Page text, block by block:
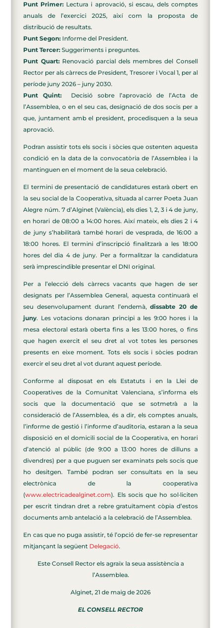
Punt Primer: Lectura i aprovació, si escau, dels comptes
anuals de l’exercici 2025, així com la proposta de
distribució de resultats.
Punt Segon: Informe del President.
Punt Tercer: Suggeriments i preguntes.
Punt Quart: Renovació parcial dels membres del Consell
Rector per als càrrecs de President, Tresorer i Vocal 1, per al
període juny 2026 – juny 2030.
Punt Quint:
Decisió sobre l’aprovació de l’Acta de
l’Assemblea, o en el seu cas, designació de dos socis per a
que, juntament amb el president, procedisquen a la seua
aprovació.
Podran assistir tots els socis i sòcies que ostenten aquesta
condició en la data de la convocatòria de l’Assemblea i la
mantinguen en el moment de la seua celebració.
El termini de presentació de candidatures estarà obert en
la seu social de la Cooperativa, situada al carrer Poeta Juan
Alegre núm. 7 d’Alginet (València), els dies 1, 2, 3 i 4 de juny,
en horari de 08:00 a 14:00 hores. Així mateix, els dies 2 i 4
de juny s’habilitarà també horari de vesprada, de 16:00 a
18:00 hores. El termini d’inscripció finalitzarà a les 18:00
hores del dia 4 de juny. Per a formalitzar la candidatura
serà imprescindible presentar el DNI original.
Per a l’elecció dels càrrecs vacants que hagen de ser
designats per l’Assemblea General, aquesta continuarà el
seu desenvolupament durant l’endemà,dissabte 20 de
juny. Les votacions donaran principi a les 9:00 hores i la
mesa electoral estarà oberta fins a les 13:00 hores, o fins
que hagen exercit el seu dret al vot totes les persones
presents en eixe moment. Tots els socis i sòcies podran
exercir el seu dret al vot durant aquest període.
Conforme al disposat en els Estatuts i en la Llei de
Cooperatives de la Comunitat Valenciana, s’informa els
socis que la documentació que se sotmetrà a la
consideració de l’Assemblea, és a dir, els comptes anuals,
l’informe de gestió i l’informe d’auditoria, estaran a la seua
disposició en el domicili social de la Cooperativa, en horari
d’atenció al públic (de 9:00 a 13:00 hores de dilluns a
divendres) per a que puguen ser examinats pels socis que
ho desitgen. També podran ser consultats en la seu
electrònica de la cooperativa
(www.electricadealginet.com). Els socis que ho sol·liciten
per escrit tindran dret a rebre gratuïtament còpia d’estos
documents amb antelació a la celebració de l’Assemblea.
En cas que no puga assistir, té l’opció de fer-se representar
mitjançant la següent Delegació.
Este Consell Rector els agraïx la seua assistència a
l’Assemblea.
Alginet, 21 de maig de 2026
EL CONSELL RECTOR